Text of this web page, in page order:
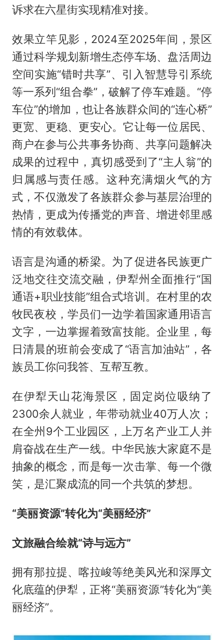
诉求在六星街实现精准对接。
效果立竿见影，2024至2025年间，景区
通过科学规划新增生态停车场、盘活周边
空间实施“错时共享”、引入智慧导引系统
等一系列“组合拳”，破解了停车难题。“停
车位”的增加，也让各族群众间的“连心桥”
更宽、更稳、更安心。它让每一位居民、
商户在参与公共事务协商、共享问题解决
成果的过程中，真切感受到了“主人翁”的
归属感与责任感。这种充满烟火气的方
式，不仅激发了各族群众参与基层治理的
热情，更成为传播党的声音、增进邻里感
情的有效载体。
语言是沟通的桥梁。为了促进各民族更广
泛地交往交流交融，伊犁州全面推行“国
通语+职业技能”组合式培训。在村里的农
牧民夜校，学员们一边学着国家通用语言
文字，一边掌握着致富技能。企业里，每
日清晨的班前会变成了“语言加油站”，各
族员工你问我答、互帮互教。
在伊犁天山花海景区，固定岗位吸纳了
2300余人就业，年带动就业40万人次；
在全州9个工业园区，上万名产业工人并
肩奋战在生产一线。中华民族大家庭不是
抽象的概念，而是每一次击掌、每一个微
笑，是汇聚成流的同一个共筑的梦想。
“美丽资源”转化为“美丽经济”
文旅融合绘就“诗与远方”
拥有那拉提、喀拉峻等绝美风光和深厚文
化底蕴的伊犁，正将“美丽资源”转化为“美
丽经济”。